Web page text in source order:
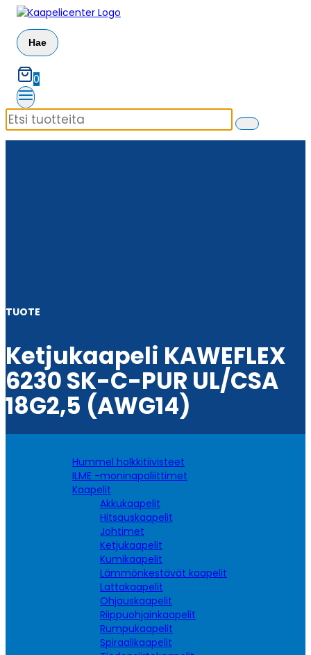
Siirry
sisältöön
Hae
0
TUOTE
Ketjukaapeli KAWEFLEX
6230 SK-C-PUR UL/CSA
18G2,5 (AWG14)
Hummel holkkitiivisteet
ILME -moninapaliittimet
Kaapelit
Akkukaapelit
Hitsauskaapelit
Johtimet
Ketjukaapelit
Kumikaapelit
Lämmönkestävät kaapelit
Lattakaapelit
Ohjauskaapelit
Riippuohjainkaapelit
Rumpukaapelit
Spiraalikaapelit